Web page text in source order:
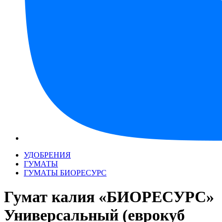
УДОБРЕНИЯ
ГУМАТЫ
ГУМАТЫ БИОРЕСУРС
Гумат калия «БИОРЕСУРС»
Универсальный (еврокуб